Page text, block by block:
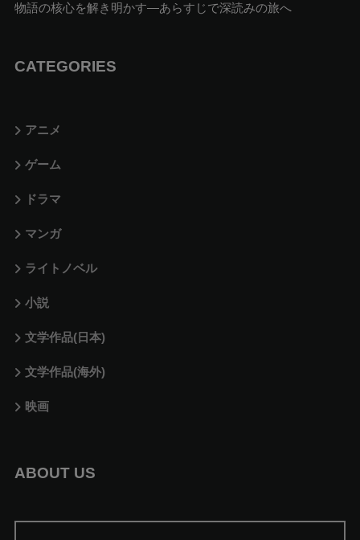
物語の核心を解き明かす—あらすじで深読みの旅へ
CATEGORIES
アニメ
ゲーム
ドラマ
マンガ
ライトノベル
小説
文学作品(日本)
文学作品(海外)
映画
ABOUT US